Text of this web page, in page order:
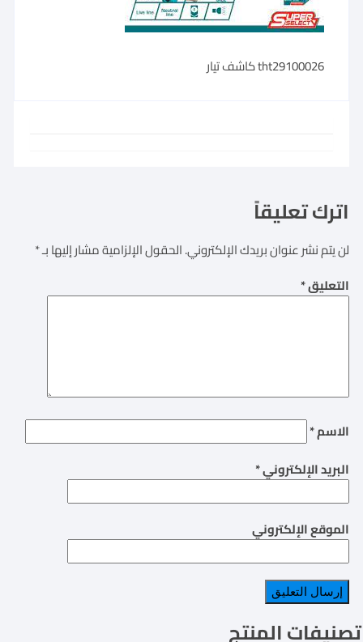
tht29100026 كاشف تيار
اترك تعليقاً
لن يتم نشر عنوان بريدك الإلكتروني.الحقول الإلزامية مشار إليها بـ*
التعليق*
الاسم*
البريد الإلكتروني*
الموقع الإلكتروني
تصنيفات المنتج